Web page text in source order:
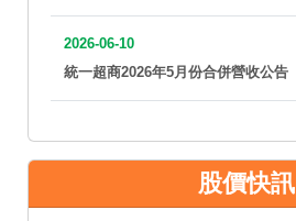
2026-06-10
統一超商2026年5月份合併營收公告
股價快訊